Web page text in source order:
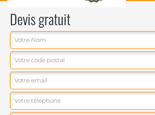
Devis gratuit